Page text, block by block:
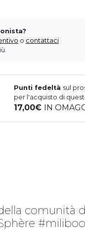
o contattaci
Punti fedeltà sul
per l'acquisto di
17,00 IN
comunità
#miliboo